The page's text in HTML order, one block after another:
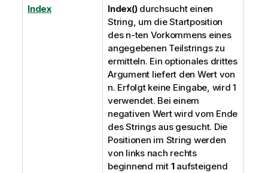
Index Index()durchsucht einen
String, um die Startposition
des n-ten Vorkommens eines
angegebenen Teilstrings zu
ermitteln. Ein optionales drittes
Argument liefert den Wert von
n. Erfolgt keine Eingabe, wird 1
verwendet. Bei einem
negativen Wert wird vom Ende
des Strings aus gesucht. Die
Positionen im String werden
von links nach rechts
beginnend mit 1aufsteigend